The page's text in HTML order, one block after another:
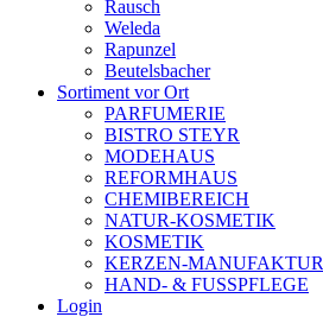
Rausch
Weleda
Rapunzel
Beutelsbacher
Sortiment vor Ort
PARFUMERIE
BISTRO STEYR
MODEHAUS
REFORMHAUS
CHEMIBEREICH
NATUR-KOSMETIK
KOSMETIK
KERZEN-MANUFAKTUR
HAND- & FUSSPFLEGE
Login